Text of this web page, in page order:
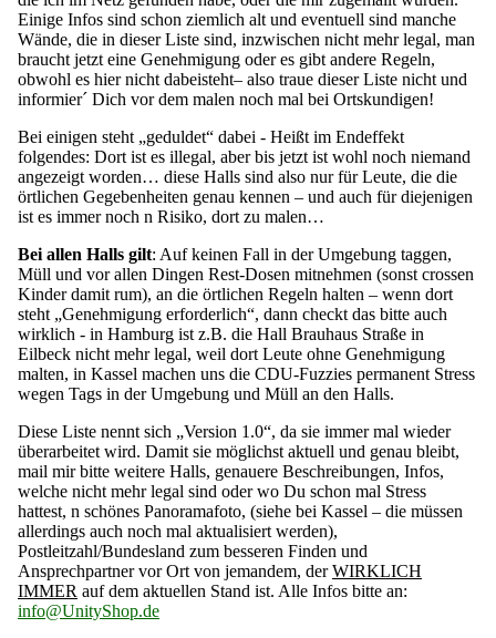
Einige Infos sind schon ziemlich alt und eventuell sind manche
Wände, die in dieser Liste sind, inzwischen nicht mehr legal, man
braucht jetzt eine Genehmigung oder es gibt andere Regeln,
obwohl es hier nicht dabeisteht– also traue dieser Liste nicht und
informier´ Dich vor dem malen noch mal bei Ortskundigen!
Bei einigen steht „geduldet“ dabei - Heißt im Endeffekt
folgendes: Dort ist es illegal, aber bis jetzt ist wohl noch niemand
angezeigt worden… diese Halls sind also nur für Leute, die die
örtlichen Gegebenheiten genau kennen – und auch für diejenigen
ist es immer noch n Risiko, dort zu malen…
Bei allen Halls gilt: Auf keinen Fall in der Umgebung taggen,
Müll und vor allen Dingen Rest-Dosen mitnehmen (sonst crossen
Kinder damit rum), an die örtlichen Regeln halten – wenn dort
steht „Genehmigung erforderlich“, dann checkt das bitte auch
wirklich - in Hamburg ist z.B. die Hall Brauhaus Straße in
Eilbeck nicht mehr legal, weil dort Leute ohne Genehmigung
malten, in Kassel machen uns die CDU-Fuzzies permanent Stress
wegen Tags in der Umgebung und Müll an den Halls.
Diese Liste nennt sich „Version 1.0“, da sie immer mal wieder
überarbeitet wird. Damit sie möglichst aktuell und genau bleibt,
mail mir bitte weitere Halls, genauere Beschreibungen, Infos,
welche nicht mehr legal sind oder wo Du schon mal Stress
hattest, n schönes Panoramafoto, (siehe bei Kassel – die müssen
allerdings auch noch mal aktualisiert werden),
Postleitzahl/Bundesland zum besseren Finden und
Ansprechpartner vor Ort von jemandem, derWIRKLICH
IMMER auf dem aktuellen Stand ist. Alle Infos bitte an:
info@UnityShop.de